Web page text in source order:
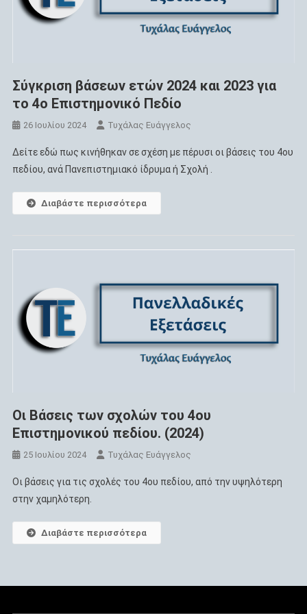
Σύγκριση βάσεων ετών 2024 και 2023 για
το 4ο Επιστημονικό Πεδίο
26 Ιουλίου 2024 Τυχάλας Ευάγγελος
Δείτε εδώ πως κινήθηκαν σε σχέση με πέρυσι οι βάσεις του 4ου
πεδίου, ανά Πανεπιστημιακό ίδρυμα ή Σχολή .
Διαβάστε περισσότερα
Οι Βάσεις των σχολών του 4ου
Επιστημονικού πεδίου. (2024)
25 Ιουλίου 2024 Τυχάλας Ευάγγελος
Οι βάσεις για τις σχολές του 4ου πεδίου, από την υψηλότερη
στην χαμηλότερη.
Διαβάστε περισσότερα